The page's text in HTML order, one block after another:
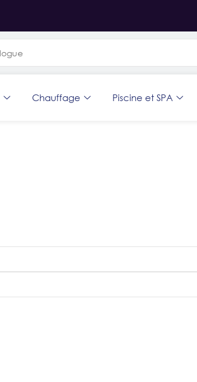
Chauffage Piscine et SPA